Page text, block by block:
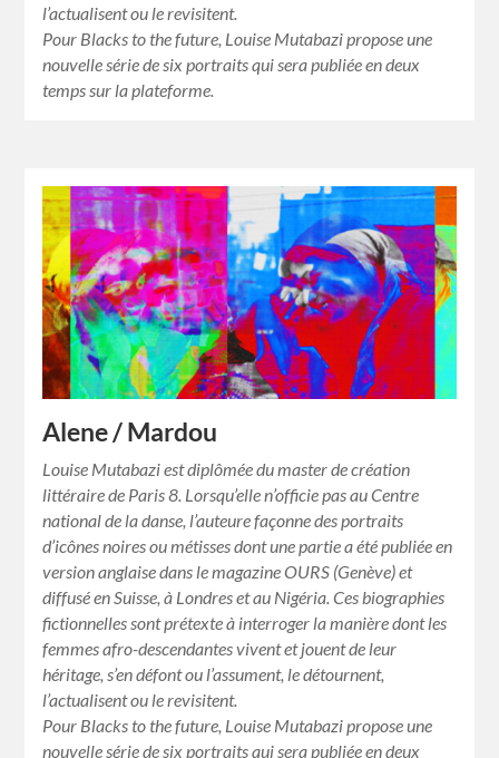
l’actualisent ou le revisitent.
Pour Blacks to the future, Louise Mutabazi propose une
nouvelle série de six portraits qui sera publiée en deux
temps sur la plateforme.
Alene / Mardou
Louise Mutabazi est diplômée du master de création
littéraire de Paris 8. Lorsqu’elle n’officie pas au Centre
national de la danse, l’auteure façonne des portraits
d’icônes noires ou métisses dont une partie a été publiée en
version anglaise dans le magazine OURS (Genève) et
diffusé en Suisse, à Londres et au Nigéria. Ces biographies
fictionnelles sont prétexte à interroger la manière dont les
femmes afro-descendantes vivent et jouent de leur
héritage, s’en défont ou l’assument, le détournent,
l’actualisent ou le revisitent.
Pour Blacks to the future, Louise Mutabazi propose une
nouvelle série de six portraits qui sera publiée en deux